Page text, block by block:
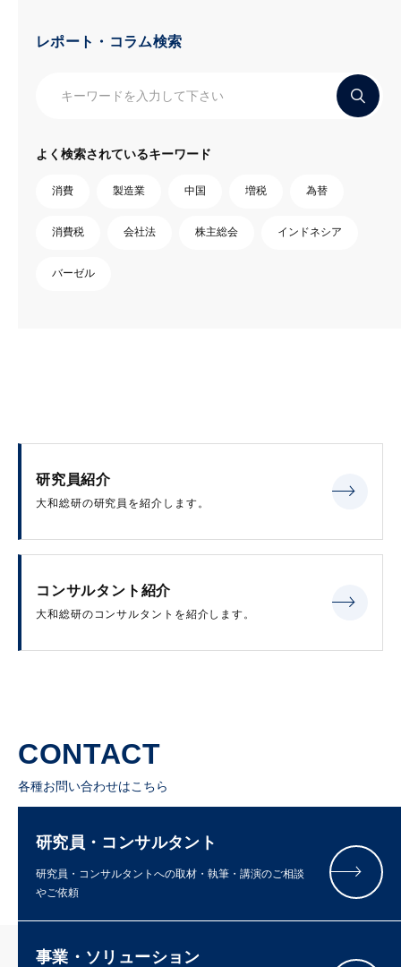
レポート・コラム検索
よく検索されているキーワード
消費 製造業 中国 増税 為替
消費税 会社法 株主総会 インドネシア
バーゼル
研究員紹介
大和総研の研究員を紹介します。
コンサルタント紹介
大和総研のコンサルタントを紹介します。
CONTACT
各種お問い合わせはこちら
研究員・コンサルタント
研究員・コンサルタントへの取材・執筆・講演のご相談
やご依頼
事業・ソリューション